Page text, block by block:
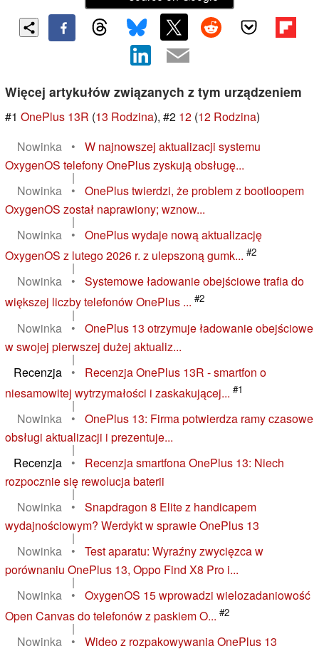
Więcej artykułów związanych z tym urządzeniem
#1 OnePlus 13R (13 Rodzina), #2 12 (12 Rodzina)
Nowinka
•
W najnowszej aktualizacji systemu
OxygenOS telefony OnePlus zyskują obsługę...
|
Nowinka
•
OnePlus twierdzi, że problem z bootloopem
OxygenOS został naprawiony; wznow...
|
Nowinka
•
OnePlus wydaje nową aktualizację
OxygenOS z lutego 2026 r. z ulepszoną gumk... #2
|
Nowinka
•
Systemowe ładowanie obejściowe trafia do
większej liczby telefonów OnePlus ... #2
|
Nowinka
•
OnePlus 13 otrzymuje ładowanie obejściowe
w swojej pierwszej dużej aktualiz...
|
Recenzja
•
Recenzja OnePlus 13R - smartfon o
niesamowitej wytrzymałości i zaskakującej... #1
|
Nowinka
•
OnePlus 13: Firma potwierdza ramy czasowe
obsługi aktualizacji i prezentuje...
|
Recenzja
•
Recenzja smartfona OnePlus 13: Niech
rozpocznie się rewolucja baterii
|
Nowinka
•
Snapdragon 8 Elite z handicapem
wydajnościowym? Werdykt w sprawie OnePlus 13
|
Nowinka
•
Test aparatu: Wyraźny zwycięzca w
porównaniu OnePlus 13, Oppo Find X8 Pro i...
|
Nowinka
•
OxygenOS 15 wprowadzi wielozadaniowość
Open Canvas do telefonów z paskiem O... #2
|
Nowinka
•
Wideo z rozpakowywania OnePlus 13